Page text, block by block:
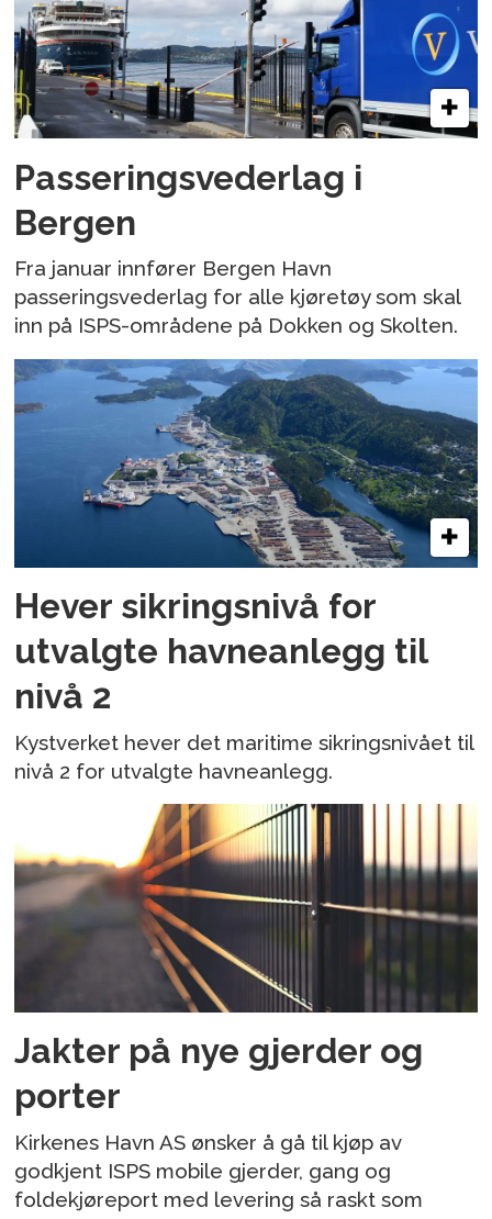
Passeringsvederlag i
Bergen
Fra januar innfører Bergen Havn
passeringsvederlag for alle kjøretøy som skal
inn på ISPS-områdene på Dokken og Skolten.
Hever sikringsnivå for
utvalgte havneanlegg til
nivå 2
Kystverket hever det maritime sikringsnivået til
nivå 2 for utvalgte havneanlegg.
Jakter på nye gjerder og
porter
Kirkenes Havn AS ønsker å gå til kjøp av
godkjent ISPS mobile gjerder, gang og
foldekjøreport med levering så raskt som